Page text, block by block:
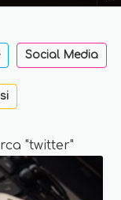
Social Media
"twitter"